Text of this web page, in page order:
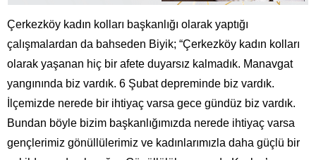
Çerkezköy kadın kolları başkanlığı olarak yaptığı
çalışmalardan da bahseden Biyik; “Çerkezköy kadın kolları
olarak yaşanan hiç bir afete duyarsız kalmadık. Manavgat
yangınında biz vardık. 6 Şubat depreminde biz vardık.
İlçemizde nerede bir ihtiyaç varsa gece gündüz biz vardık.
Bundan böyle bizim başkanlığımızda nerede ihtiyaç varsa
gençlerimiz gönüllülerimiz ve kadınlarımızla daha güçlü bir